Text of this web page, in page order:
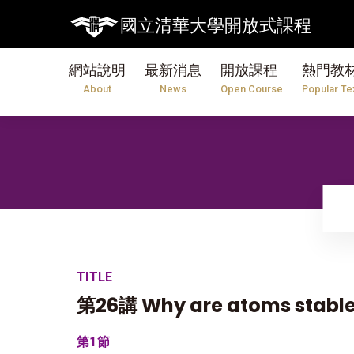
國立清華大學開放式課程
網站說明
About
最新消息
News
開放課程
Open Course
熱門教
Popular
TITLE
第26講 Why are atoms
第1節